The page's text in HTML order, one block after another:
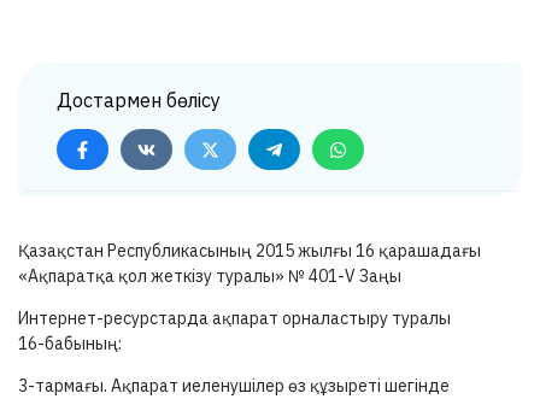
Достармен бөлісу
Қазақстан Республикасының 2015 жылғы 16 қарашадағы
«Ақпаратқа қол жеткізу туралы» № 401-V Заңы
Интернет-ресурстарда ақпарат орналастыру туралы
16-бабының:
3-тармағы. Ақпарат иеленушілер өз құзыреті шегінде